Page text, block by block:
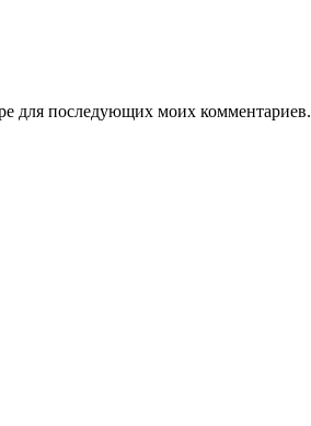
для последующих моих комментариев.